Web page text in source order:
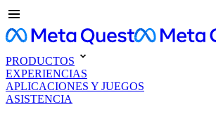
PRODUCTOS
EXPERIENCIAS
APLICACIONES Y JUEGOS
ASISTENCIA